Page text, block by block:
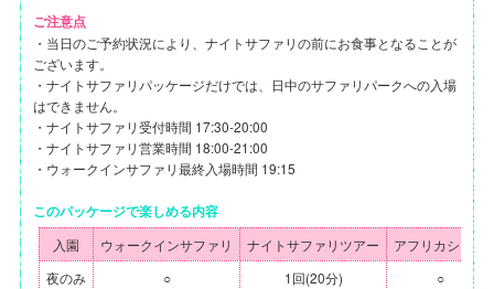
ご注意点
・当日のご予約状況により、ナイトサファリの前にお食事となることが
ございます。
・ナイトサファリパッケージだけでは、日中のサファリパークへの入場
はできません。
・ナイトサファリ受付時間 17:30-20:00
・ナイトサファリ営業時間 18:00-21:00
・ウォークインサファリ最終入場時間 19:15
このパッケージで楽しめる内容
入園
ウォークインサファリ ナイトサファリツアー
アフリカショー
夜のみ
○ 1回(20分)
○